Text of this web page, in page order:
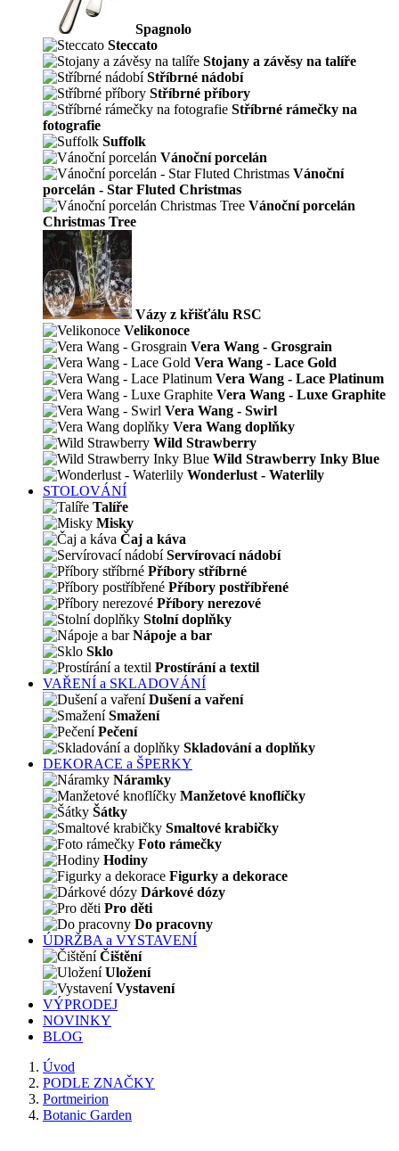
Spagnolo
Steccato
Stojany a závěsy na talíře
Stříbrné nádobí
Stříbrné příbory
Stříbrné rámečky na
fotografie
Suffolk
Vánoční porcelán
Vánoční
porcelán - Star Fluted Christmas
Vánoční porcelán
Christmas Tree
Vázy z křišťálu RSC
Velikonoce
Vera Wang - Grosgrain
Vera Wang - Lace Gold
Vera Wang - Lace Platinum
Vera Wang - Luxe Graphite
Vera Wang - Swirl
Vera Wang doplňky
Wild Strawberry
Wild Strawberry Inky Blue
Wonderlust - Waterlily
STOLOVÁNÍ
Talíře
Misky
Čaj a káva
Servírovací nádobí
Příbory stříbrné
Příbory postříbřené
Příbory nerezové
Stolní doplňky
Nápoje a bar
Sklo
Prostírání a textil
VAŘENÍ a SKLADOVÁNÍ
Dušení a vaření
Smažení
Pečení
Skladování a doplňky
DEKORACE a ŠPERKY
Náramky
Manžetové knoflíčky
Šátky
Smaltové krabičky
Foto rámečky
Hodiny
Figurky a dekorace
Dárkové dózy
Pro děti
Do pracovny
ÚDRŽBA a VYSTAVENÍ
Čištění
Uložení
Vystavení
VÝPRODEJ
NOVINKY
BLOG
Úvod
PODLE ZNAČKY
Portmeirion
Botanic Garden